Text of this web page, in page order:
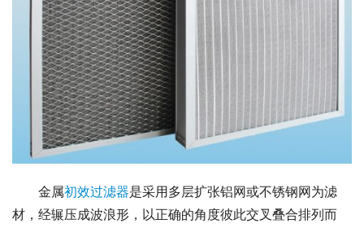
金属初效过滤器是采用多层扩张铝网或不锈钢网为滤
材，经辗压成波浪形，以正确的角度彼此交叉叠合排列而